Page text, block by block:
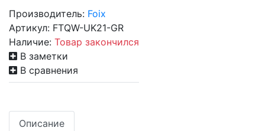
Производитель: Foix
Артикул: FTQW-UK21-GR
Наличие: Товар закончился
В заметки
В сравнения
Описание